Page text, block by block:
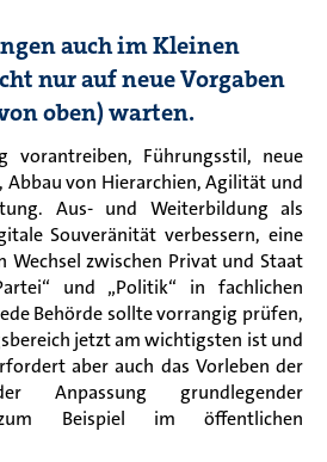
auch im Kleinen
nur auf neue Vorgaben
oben) warten.
vorantreiben, Führungsstil, neue
von Hierarchien, Agilität und
Aus- und Weiterbildung als
Souveränität verbessern, eine
Wechsel zwischen Privat und Staat
und „Politik“ in fachlichen
Behörde sollte vorrangig prüfen,
jetzt am wichtigsten ist und
aber auch das Vorleben der
Anpassung grundlegender
zum Beispiel im öffentlichen